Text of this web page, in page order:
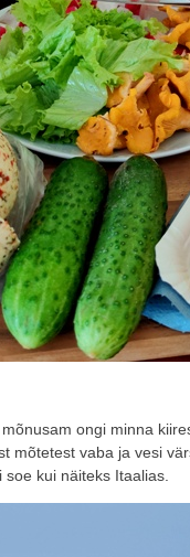
ongi minna
mõtetest vaba ja vesi
kui näiteks Itaalias.